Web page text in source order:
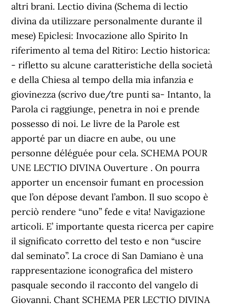
altri brani. Lectio divina (Schema di lectio
divina da utilizzare personalmente durante il
mese) Epiclesi: Invocazione allo Spirito In
riferimento al tema del Ritiro: Lectio historica:
- rifletto su alcune caratteristiche della società
e della Chiesa al tempo della mia infanzia e
giovinezza (scrivo due/tre punti sa- Intanto, la
Parola ci raggiunge, penetra in noi e prende
possesso di noi. Le livre de la Parole est
apporté par un diacre en aube, ou une
personne déléguée pour cela. SCHEMA POUR
UNE LECTIO DIVINA Ouverture . On pourra
apporter un encensoir fumant en procession
que l’on dépose devant l’ambon. Il suo scopo è
perciò rendere “uno” fede e vita! Navigazione
articoli. E’ importante questa ricerca per capire
il significato corretto del testo e non “uscire
dal seminato”. La croce di San Damiano è una
rappresentazione iconografica del mistero
pasquale secondo il racconto del vangelo di
Giovanni. Chant SCHEMA PER LECTIO DIVINA